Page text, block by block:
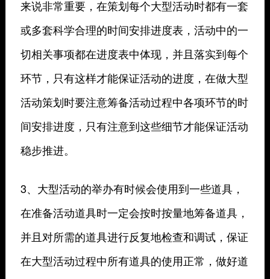
来说非常重要，在策划每个大型活动时都有一套
或多套科学合理的时间安排进度表，活动中的一
切相关事项都在进度表中体现，并且落实到每个
环节，只有这样才能保证活动的进度，在做大型
活动策划时要注意筹备活动过程中各项环节的时
间安排进度，只有注意到这些细节才能保证活动
稳步推进。
3、大型活动的举办有时候会使用到一些道具，
在准备活动道具时一定会按时按量地筹备道具，
并且对所需的道具进行反复地检查和调试，保证
在大型活动过程中所有道具的使用正常，做好道